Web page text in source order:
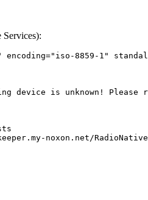
8859-1"
device is unknown! Please
noxon.net/